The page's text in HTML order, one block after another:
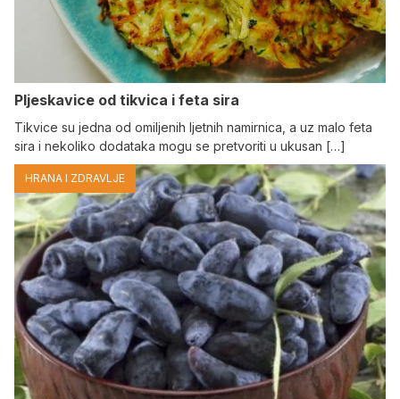
Pljeskavice od tikvica i feta sira
Tikvice su jedna od omiljenih ljetnih namirnica, a uz malo feta
sira i nekoliko dodataka mogu se pretvoriti u ukusan […]
HRANA I ZDRAVLJE